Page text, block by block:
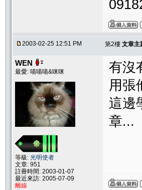
2003-02-25 12:51 PM 第2樓 文章主
WEN
最愛: 喵喵喵&咪咪
等級: 光明使者
文章: 951
註冊時間: 2003-01-07
最近來訪: 2005-07-09
離線
有沒
用張
這邊
章...